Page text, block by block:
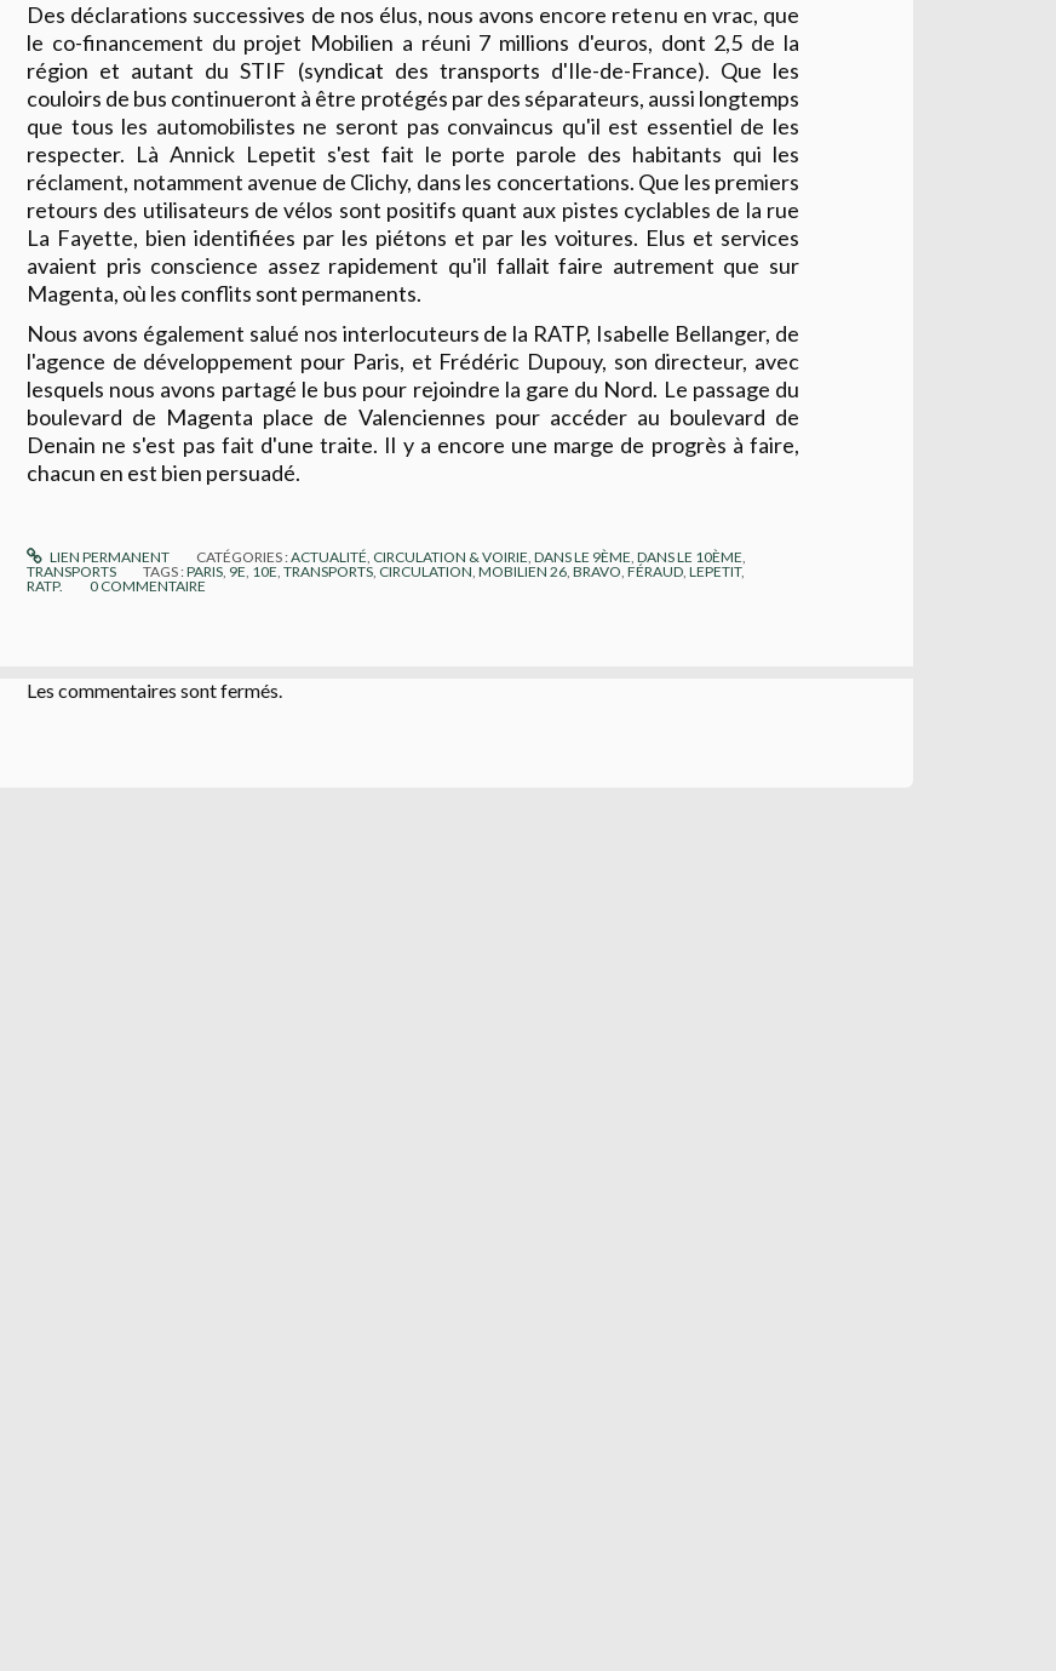
Des déclarations successives de nos élus, nous avons encore retenu en vrac, que
le co-financement du projet Mobilien a réuni 7 millions d'euros, dont 2,5 de la
région et autant du STIF (syndicat des transports d'Ile-de-France). Que les
couloirs de bus continueront à être protégés par des séparateurs, aussi longtemps
que tous les automobilistes ne seront pas convaincus qu'il est essentiel de les
respecter. Là Annick Lepetit s'est fait le porte parole des habitants qui les
réclament, notamment avenue de Clichy, dans les concertations. Que les premiers
retours des utilisateurs de vélos sont positifs quant aux pistes cyclables de la rue
La Fayette, bien identifiées par les piétons et par les voitures. Elus et services
avaient pris conscience assez rapidement qu'il fallait faire autrement que sur
Magenta, où les conflits sont permanents.
Nous avons également salué nos interlocuteurs de la RATP, Isabelle Bellanger, de
l'agence de développement pour Paris, et Frédéric Dupouy, son directeur, avec
lesquels nous avons partagé le bus pour rejoindre la gare du Nord. Le passage du
boulevard de Magenta place de Valenciennes pour accéder au boulevard de
Denain ne s'est pas fait d'une traite. Il y a encore une marge de progrès à faire,
chacun en est bien persuadé.
LIEN PERMANENT CATÉGORIES :ACTUALITÉ, CIRCULATION & VOIRIE,DANS LE 9ÈME,DANS LE 10ÈME,
TRANSPORTS
TAGS :PARIS, 9E, 10E, TRANSPORTS, CIRCULATION, MOBILIEN 26, BRAVO, FÉRAUD, LEPETIT,
RATP.
0 COMMENTAIRE
Les commentaires sont fermés.